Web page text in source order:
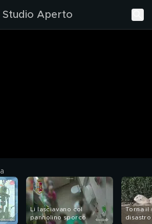
Studio Aperto
Li lasciavano col
pannolino sporco
Torna il
disastro